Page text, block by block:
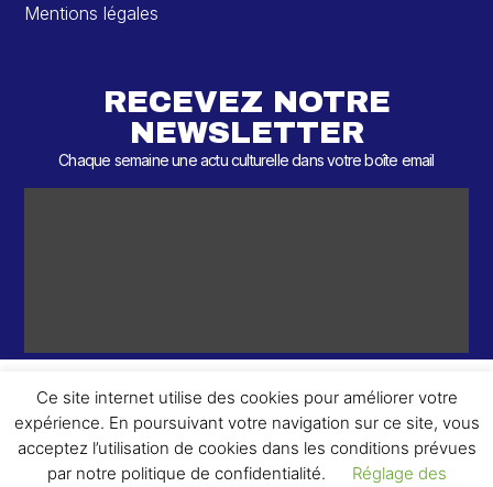
Mentions légales
RECEVEZ NOTRE
NEWSLETTER
Chaque semaine une actu culturelle dans votre boîte email
© 2026 – 2 ème Round – Tous droits réservés.
Ce site internet utilise des cookies pour améliorer votre
expérience. En poursuivant votre navigation sur ce site, vous
acceptez l’utilisation de cookies dans les conditions prévues
par notre politique de confidentialité.
Réglage des